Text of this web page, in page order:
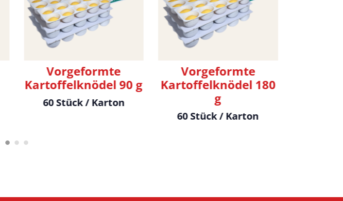
Vorgeformte
Kartoffelknödel 90 g
60 Stück / Karton
Vorgeformte
Kartoffelknödel 180
g
60 Stück / Karton